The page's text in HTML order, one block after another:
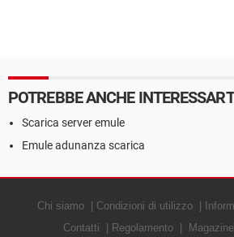
POTREBBE ANCHE
Scarica server emule
Emule adunanza scarica
Chi siamo Condizioni di utilizzo
Contatti
Regolamento